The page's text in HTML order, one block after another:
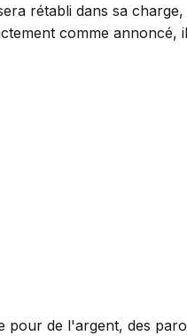
rétabli dans sa
comme
de l'argent, des